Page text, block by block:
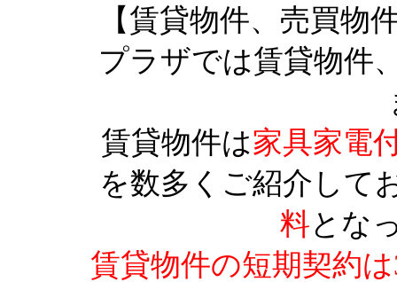
【賃貸物件、売買物
プラザでは賃貸物件
賃貸物件は家具家電
を数多くご紹介して
料とな
賃貸物件の短期契約